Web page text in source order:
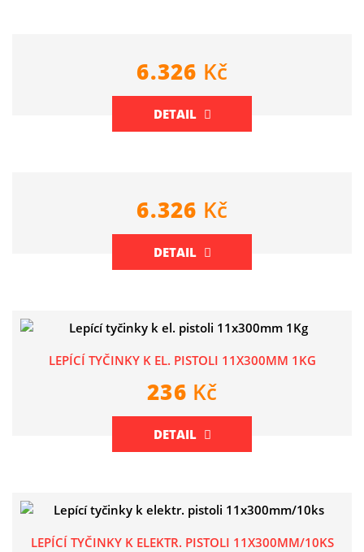
6.326 Kč
DETAIL
6.326 Kč
DETAIL
LEPÍCÍ TYČINKY K EL. PISTOLI 11X300MM 1KG
236 Kč
DETAIL
LEPÍCÍ TYČINKY K ELEKTR. PISTOLI 11X300MM/10KS